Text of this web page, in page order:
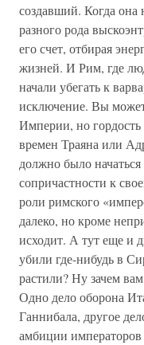
создавший. Когда она
разного рода
его счет, отбирая
жизней. И Рим, где
начали убегать к
исключение. Вы
Империи, но гордость
времен Траяна или
должно было
сопричастности к
роли римского
далеко, но кроме
исходит. А тут еще и
убили где-нибудь в
растили? Ну зачем
Одно дело оборона
Ганнибала, другое
амбиции